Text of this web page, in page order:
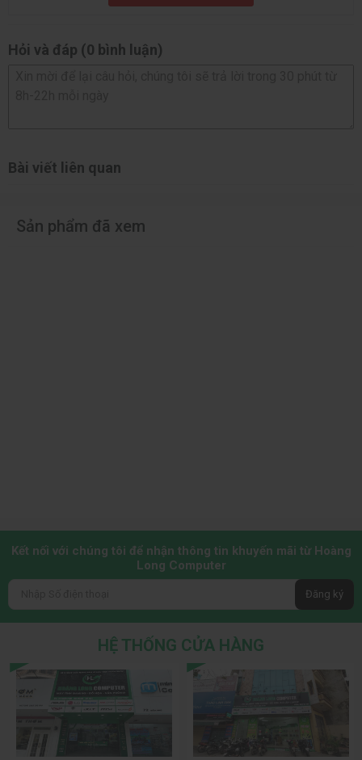
Hỏi và đáp (0 bình luận)
Bài viết liên quan
Sản phẩm đã xem
Kết nối với chúng tôi để nhận thông tin khuyến mãi từ Hoàng
Long Computer
Đăng ký
HỆ THỐNG CỬA HÀNG